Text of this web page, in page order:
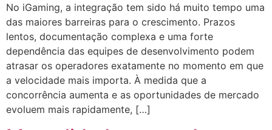
No iGaming, a integração tem sido há muito tempo uma
das maiores barreiras para o crescimento. Prazos
lentos, documentação complexa e uma forte
dependência das equipes de desenvolvimento podem
atrasar os operadores exatamente no momento em que
a velocidade mais importa. À medida que a
concorrência aumenta e as oportunidades de mercado
evoluem mais rapidamente, […]